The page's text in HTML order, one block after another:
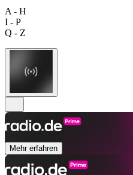
A - H
I - P
Q - Z
Mehr erfahren